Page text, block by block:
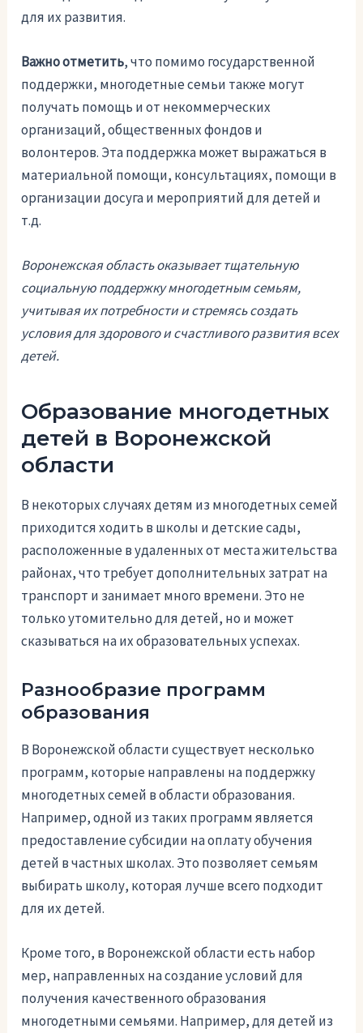
для их развития.
Важно отметить, что помимо государственной
поддержки, многодетные семьи также могут
получать помощь и от некоммерческих
организаций, общественных фондов и
волонтеров. Эта поддержка может выражаться в
материальной помощи, консультациях, помощи в
организации досуга и мероприятий для детей и
т.д.
Воронежская область оказывает тщательную
социальную поддержку многодетным семьям,
учитывая их потребности и стремясь создать
условия для здорового и счастливого развития всех
детей.
Образование многодетных
детей в Воронежской
области
В некоторых случаях детям из многодетных семей
приходится ходить в школы и детские сады,
расположенные в удаленных от места жительства
районах, что требует дополнительных затрат на
транспорт и занимает много времени. Это не
только утомительно для детей, но и может
сказываться на их образовательных успехах.
Разнообразие программ
образования
В Воронежской области существует несколько
программ, которые направлены на поддержку
многодетных семей в области образования.
Например, одной из таких программ является
предоставление субсидии на оплату обучения
детей в частных школах. Это позволяет семьям
выбирать школу, которая лучше всего подходит
для их детей.
Кроме того, в Воронежской области есть набор
мер, направленных на создание условий для
получения качественного образования
многодетными семьями. Например, для детей из